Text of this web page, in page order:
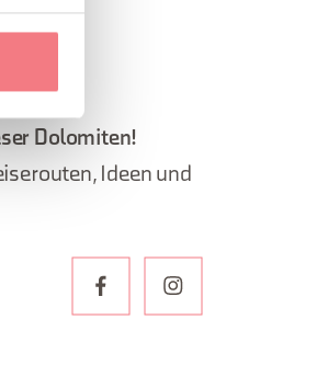
Dolomiten!
Ideen und